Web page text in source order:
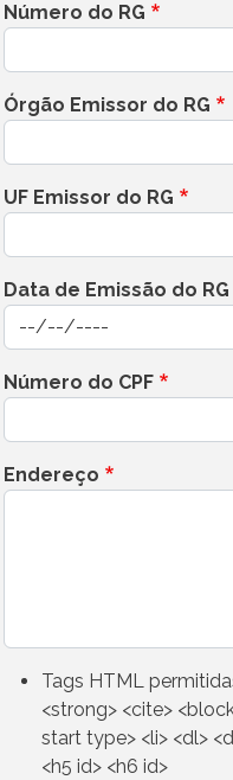
Número do RG
Órgão Emissor do RG
UF Emissor do RG
Data de Emissão do RG
Data
Número do CPF
Endereço
Tags HTML
<strong> <cite>
start type> <li> <dl>
<h5 id> <h6 id>